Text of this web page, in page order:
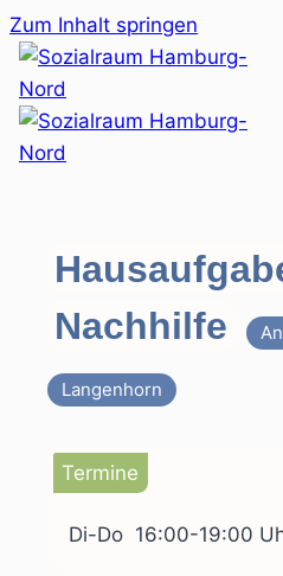
Zum Inhalt springen
Nachhilfe
Langenhorn
Termine
Di-Do 16:00-19:00